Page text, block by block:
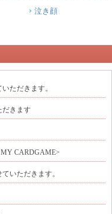
泣き顔
ただきます。
だきます
CARDGAME>
いただきます。